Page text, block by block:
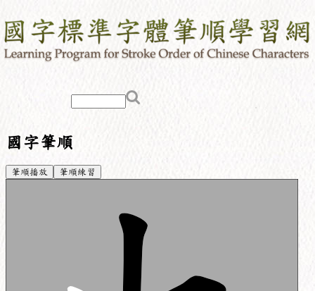
國字筆順
筆順播放 筆順練習